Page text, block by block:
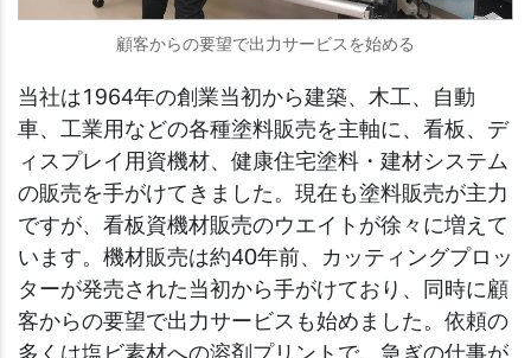
顧客からの要望で出力サービスを始める
当社は1964年の創業当初から建築、木工、自動
車、工業用などの各種塗料販売を主軸に、看板、デ
ィスプレイ用資機材、健康住宅塗料・建材システム
の販売を手がけてきました。現在も塗料販売が主力
ですが、看板資機材販売のウエイトが徐々に増えて
います。機材販売は約40年前、カッティングプロッ
ターが発売された当初から手がけており、同時に顧
客からの要望で出力サービスも始めました。依頼の